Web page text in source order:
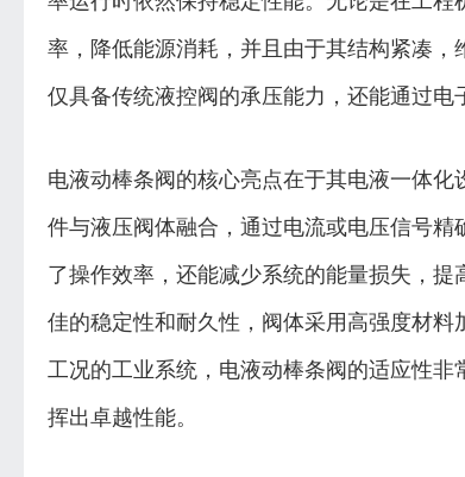
率，降低能源消耗，并且由于其结构紧凑
仅具备传统液控阀的承压能力，还能通过电
电液动棒条阀的核心亮点在于其电液一体
件与液压阀体融合，通过电流或电压信号
了操作效率，还能减少系统的能量损失，
佳的稳定性和耐久性，阀体采用高强度材
工况的工业系统，电液动棒条阀的适应性
挥出卓越性能。